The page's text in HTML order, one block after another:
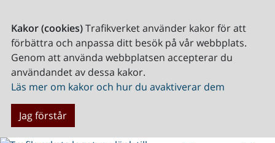
Kakor (cookies)Trafikverket använder kakor för att
förbättra och anpassa ditt besök på vår webbplats.
Genom att använda webbplatsen accepterar du
användandet av dessa kakor.
Läs mer om kakor och hur du avaktiverar dem
Jag förstår